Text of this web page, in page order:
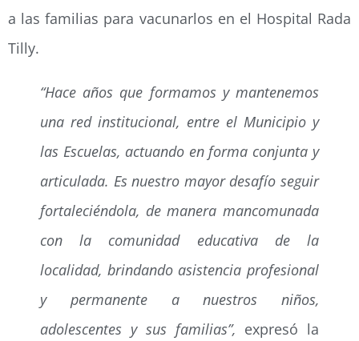
a las familias para vacunarlos en el Hospital Rada
Tilly.
“Hace años que formamos y mantenemos
una red institucional, entre el Municipio y
las Escuelas, actuando en forma conjunta y
articulada. Es nuestro mayor desafío seguir
fortaleciéndola, de manera mancomunada
con la comunidad educativa de la
localidad, brindando asistencia profesional
y permanente a nuestros niños,
adolescentes y sus familias”, expresó la